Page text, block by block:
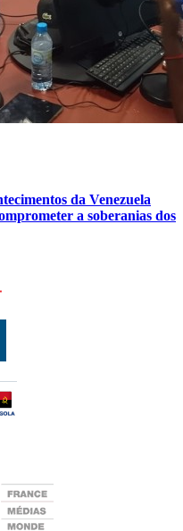
da Venezuela
a soberanias dos